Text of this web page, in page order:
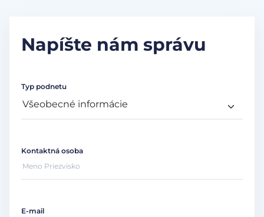
Napíšte nám správu
Typ podnetu
Kontaktná osoba
E-mail